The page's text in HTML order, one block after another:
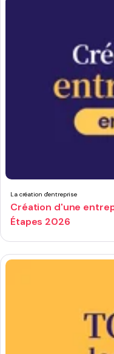
La création d'entreprise
Création d'une
Étapes 2026